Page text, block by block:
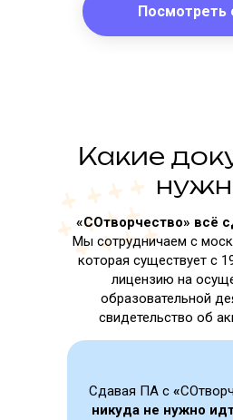
Посмотреть
Сдавая ПА с «
никуда не нужно
«СОтворчество» всё
Мы сотрудничаем с
которая существует с
лицензию на
образовательной
свидетельство об
Какие